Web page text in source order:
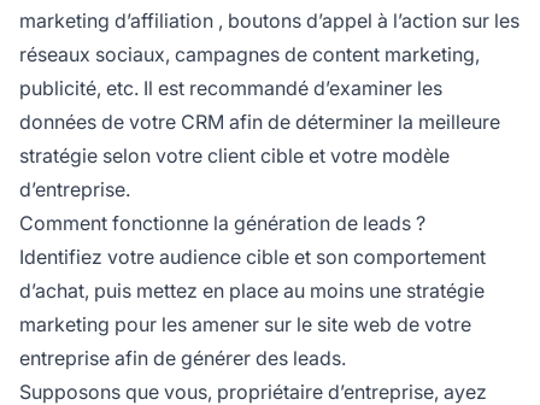
marketing d’affiliation , boutons d’appel à l’action sur les
réseaux sociaux, campagnes de content marketing,
publicité, etc. Il est recommandé d’examiner les
données de votre CRM afin de déterminer la meilleure
stratégie selon votre client cible et votre modèle
d’entreprise.
Comment fonctionne la génération de leads ?
Identifiez votre audience cible et son comportement
d’achat, puis mettez en place au moins une stratégie
marketing pour les amener sur le site web de votre
entreprise afin de générer des leads.
Supposons que vous, propriétaire d’entreprise, ayez